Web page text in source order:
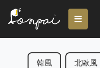
韓風 北歐風